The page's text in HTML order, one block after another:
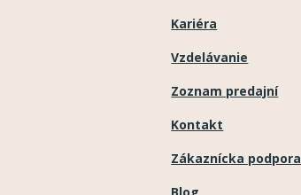
Kariéra
Vzdelávanie
Zoznam predajní
Kontakt
Zákaznícka podpora